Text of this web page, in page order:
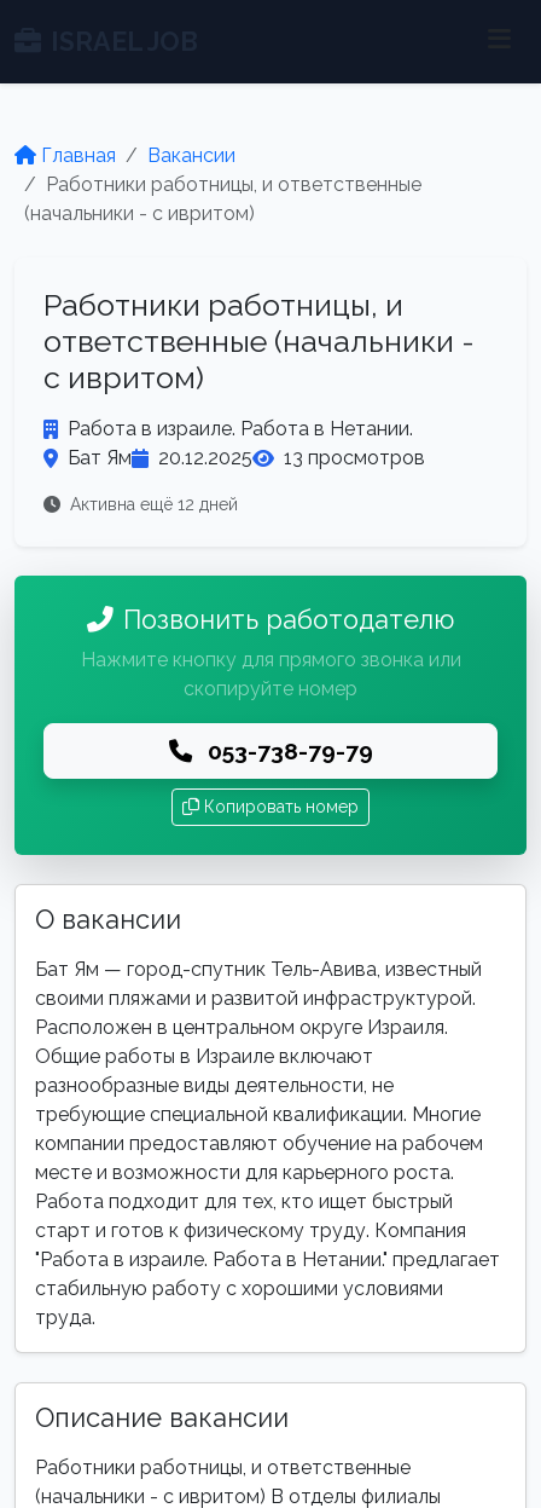
Главная
Вакансии
Работники работницы, и ответственные
(начальники - с ивритом)
Работники работницы, и
ответственные (начальники -
с ивритом)
Работа в израиле. Работа в Нетании.
Бат Ям
20.12.2025 13 просмотров
Активна ещё 12 дней
Позвонить работодателю
Нажмите кнопку для прямого звонка или
скопируйте номер
053-738-79-79
Копировать номер
О вакансии
Бат Ям — город-спутник Тель-Авива, известный
своими пляжами и развитой инфраструктурой.
Расположен в центральном округе Израиля.
Общие работы в Израиле включают
разнообразные виды деятельности, не
требующие специальной квалификации. Многие
компании предоставляют обучение на рабочем
месте и возможности для карьерного роста.
Работа подходит для тех, кто ищет быстрый
старт и готов к физическому труду. Компания
"Работа в израиле. Работа в Нетании." предлагает
стабильную работу с хорошими условиями
труда.
Описание вакансии
Работники работницы, и ответственные
(начальники - с ивритом) В отделы филиалы